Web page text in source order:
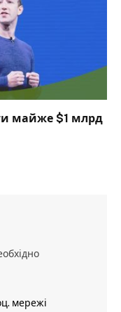
майже $1 млрд
мережі